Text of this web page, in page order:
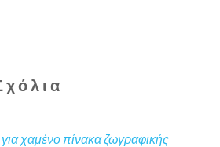
χαμένο πίνακα ζωγραφικής